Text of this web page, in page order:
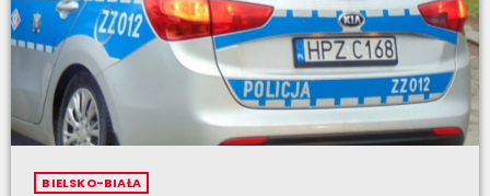
BIELSKO-BIAŁA